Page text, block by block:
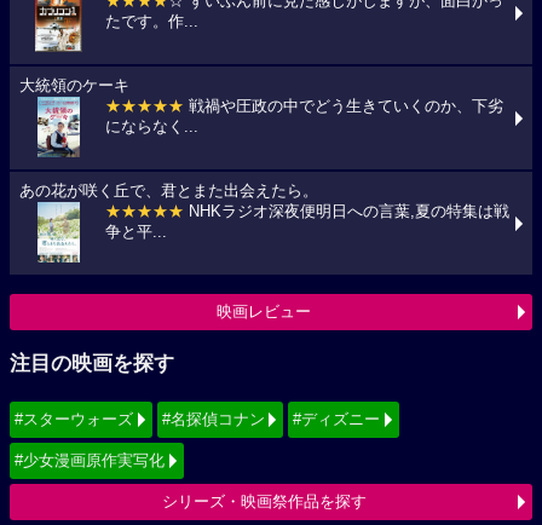
たです。作...
大統領のケーキ
★★★★★ 戦禍や圧政の中でどう生きていくのか、下劣
にならなく...
あの花が咲く丘で、君とまた出会えたら。
★★★★★ NHKラジオ深夜便明日への言葉,夏の特集は戦
争と平...
映画レビュー
注目の映画を探す
#スターウォーズ #名探偵コナン #ディズニー
#少女漫画原作実写化
シリーズ・映画祭作品を探す